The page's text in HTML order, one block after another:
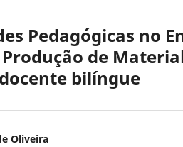
Pedagógicas no
de
bilíngue
Oliveira